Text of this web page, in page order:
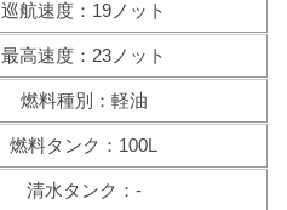
巡航速度：19ノット
最高速度：23ノット
燃料種別：軽油
燃料タンク：100L
清水タンク：-